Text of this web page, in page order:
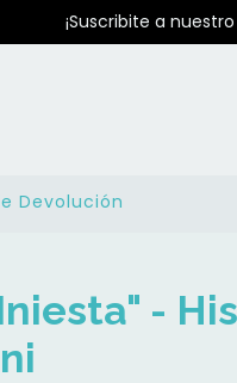
¡Suscribite a
Devolución
-